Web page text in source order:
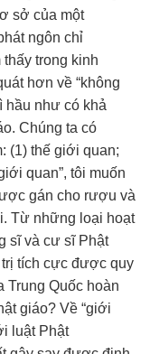
sở của một
ngôn chỉ
thấy trong kinh
hơn về “không
hầu như có khả
. Chúng ta có
(1) thế giới quan;
quan”, tôi muốn
gán cho rượu và
Từ những loại hoạt
sĩ và cư sĩ Phật
tích cực được quy
Trung Quốc hoàn
giáo? Về “giới
luật Phật